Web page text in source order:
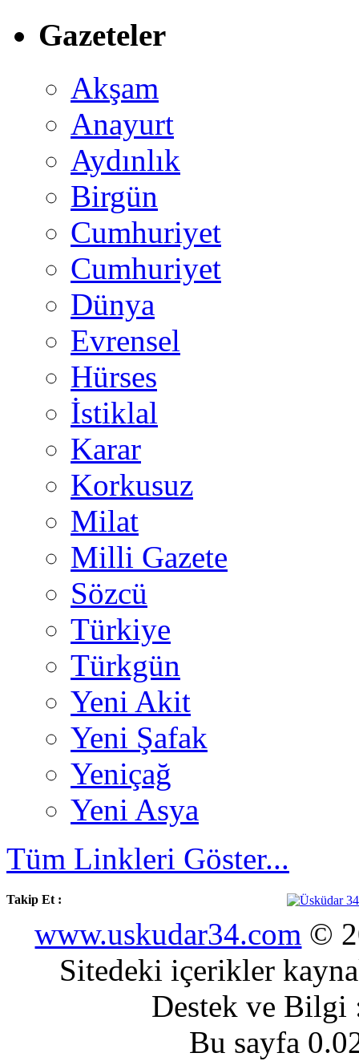
Gazeteler
Akşam
Anayurt
Aydınlık
Birgün
Cumhuriyet
Cumhuriyet
Dünya
Evrensel
Hürses
İstiklal
Karar
Korkusuz
Milat
Milli Gazete
Sözcü
Türkiye
Türkgün
Yeni Akit
Yeni Şafak
Yeniçağ
Yeni Asya
Tüm Linkleri Göster...
Takip Et :
www.uskudar34.com ©
Sitedeki içerikler
Destek ve
Bu sayfa